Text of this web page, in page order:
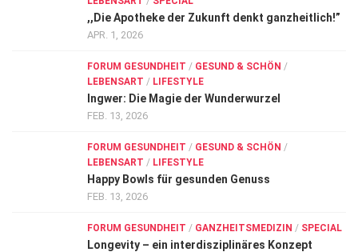
,,Die Apotheke der Zukunft denkt ganzheitlich!”
APR. 1, 2026
FORUM GESUNDHEIT / GESUND & SCHÖN /
LEBENSART / LIFESTYLE
Ingwer: Die Magie der Wunderwurzel
FEB. 13, 2026
FORUM GESUNDHEIT / GESUND & SCHÖN /
LEBENSART / LIFESTYLE
Happy Bowls für gesunden Genuss
FEB. 13, 2026
FORUM GESUNDHEIT / GANZHEITSMEDIZIN / SPECIAL
Longevity – ein interdisziplinäres Konzept